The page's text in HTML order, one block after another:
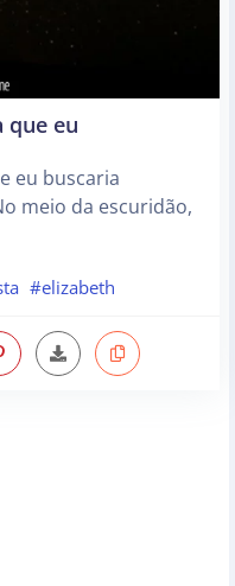
que eu
eu buscaria
meio da escuridão,
#elizabeth